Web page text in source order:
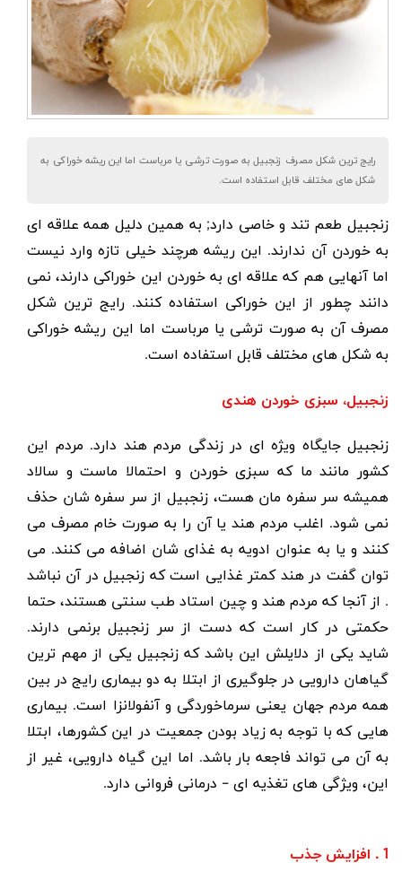
رایج ترین شکل مصرف زنجبیل به صورت ترشی یا مرباست اما این ریشه خوراکی به
شکل های مختلف قابل استفاده است.
زنجبیل طعم تند و خاصی دارد; به همین دلیل همه علاقه ای
به خوردن آن ندارند. این ریشه هرچند خیلی تازه وارد نیست
اما آنهایی هم که علاقه ای به خوردن این خوراکی دارند، نمی
دانند چطور از این خوراکی استفاده کنند. رایج ترین شکل
مصرف آن به صورت ترشی یا مرباست اما این ریشه خوراکی
به شکل های مختلف قابل استفاده است.
زنجبیل، سبزی خوردن هندی
زنجبیل جایگاه ویژه ای در زندگی مردم هند دارد. مردم این
کشور مانند ما که سبزی خوردن و احتمالا ماست و سالاد
همیشه سر سفره مان هست، زنجبیل از سر سفره شان حذف
نمی شود. اغلب مردم هند یا آن را به صورت خام مصرف می
کنند و یا به عنوان ادویه به غذای شان اضافه می کنند. می
توان گفت در هند کمتر غذایی است که زنجبیل در آن نباشد
. از آنجا که مردم هند و چین استاد طب سنتی هستند، حتما
حکمتی در کار است که دست از سر زنجبیل برنمی دارند.
شاید یکی از دلایلش این باشد که زنجبیل یکی از مهم ترین
گیاهان دارویی در جلوگیری از ابتلا به دو بیماری رایج در بین
همه مردم جهان یعنی سرماخوردگی و آنفولانزا است. بیماری
هایی که با توجه به زیاد بودن جمعیت در این کشورها، ابتلا
به آن می تواند فاجعه بار باشد. اما این گیاه دارویی، غیر از
این، ویژگی های تغذیه ای – درمانی فروانی دارد.
1 . افزایش جذب